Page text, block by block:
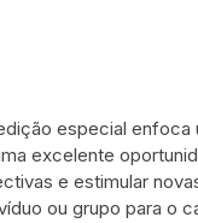
especial
excelente
e estimular
ou grupo para o